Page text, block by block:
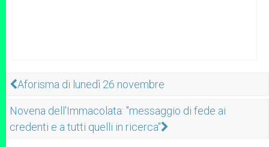
Aforisma di lunedì 26 novembre
Novena dell'Immacolata: "messaggio di fede ai
credenti e a tutti quelli in ricerca"